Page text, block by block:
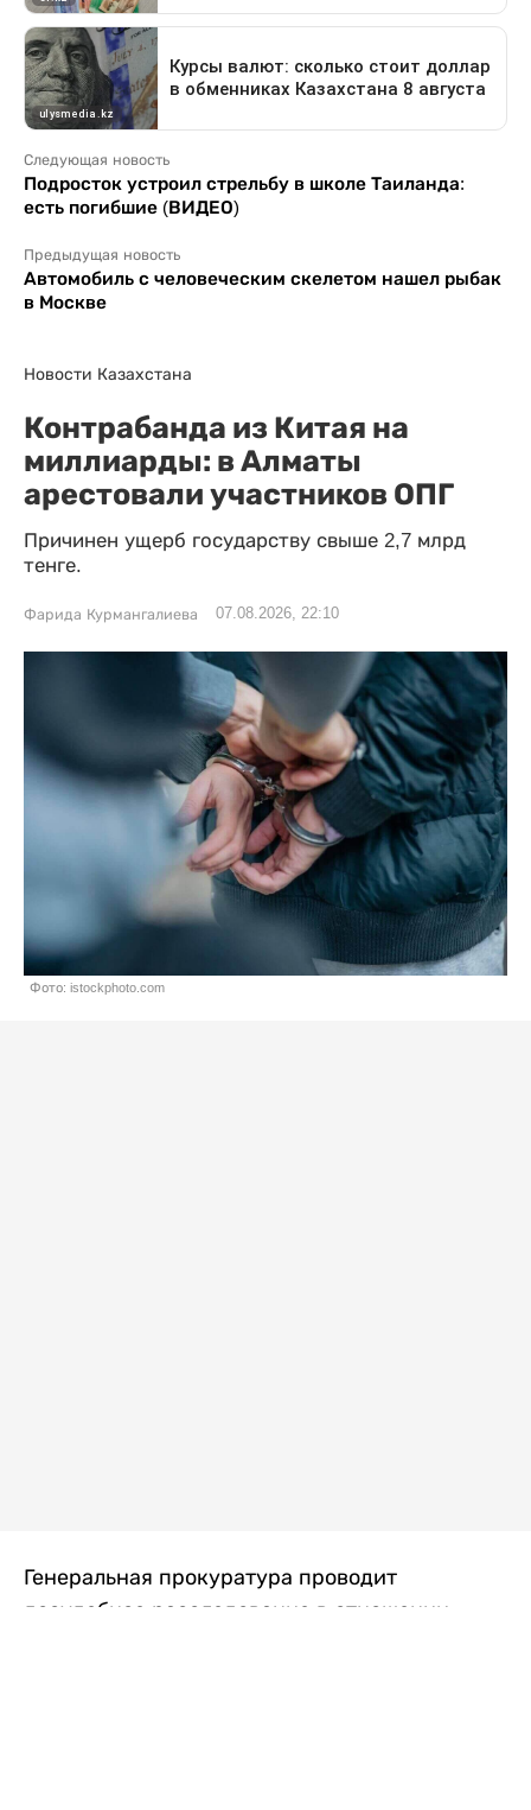
Следующая новость
Подросток устроил стрельбу в школе Таиланда:
есть погибшие (ВИДЕО)
Предыдущая новость
Автомобиль с человеческим скелетом нашел рыбак
в Москве
Новости Казахстана
Контрабанда из Китая на
миллиарды: в Алматы
арестовали участников ОПГ
Причинен ущерб государству свыше 2,7 млрд
тенге.
Фарида Курмангалиева 07.08.2026, 22:10
Фото: istockphoto.com
Генеральная прокуратура проводит
досудебное расследование в отношении